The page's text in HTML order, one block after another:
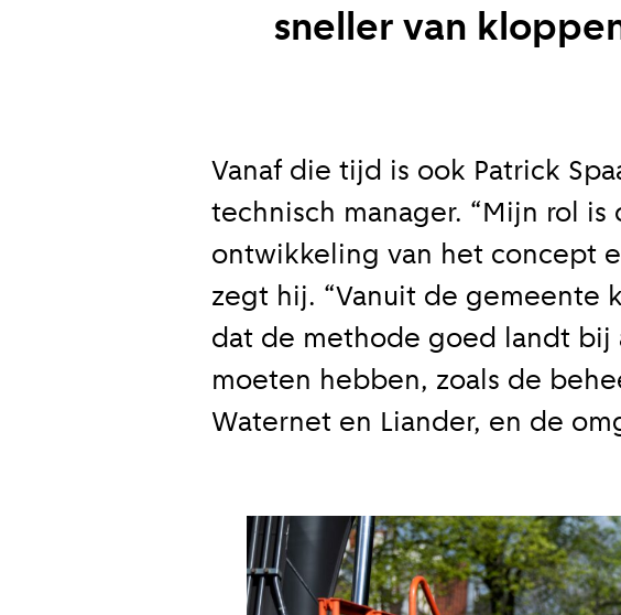
Blijf moeiteloos op de hoogte
Amsterdam. Meld je aan voor
Hoe vaak wil je van
Bij elk nieuw
Wekelijks
Ik ga akkoord
sneller van
Vanaf die tijd is ook Patrick
technisch manager. “Mijn rol
ontwikkeling van het concept
zegt hij. “Vanuit de gemeente
dat de methode goed landt bij
moeten hebben, zoals de
Waternet en Liander, en de